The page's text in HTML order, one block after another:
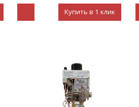
Купить в 1 клик